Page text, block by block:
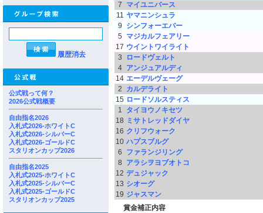
履歴消去
公式戦って何？
2026公式戦概要
自由指名2026
入札式2026-ホワイトC
入札式2026-シルバーC
入札式2026-ゴールドC
スタリオンカップ2026
自由指名2025
入札式2025-ホワイトC
入札式2025-シルバーC
入札式2025-ゴールドC
スタリオンカップ2025
7
マイユニバース
11 ヤマニンシュラ
9
シンフォーエバー
5
マジカルフェアリー
17 ウイントワイライト
3
ロードヴェルト
4
アンジュアルディ
14 エーデルヴェーグ
2
カルデライト
15 ロードソルスティス
1
タイヨウノキセツ
18 ミサトレッドダイヤ
16 クリフウォーク
10 ハプスブルグ
6
ファランジリング
8
アラシヲヨブオトコ
12 デュジャック
13 シオーグ
19 ジャスマン
賞金補正内容